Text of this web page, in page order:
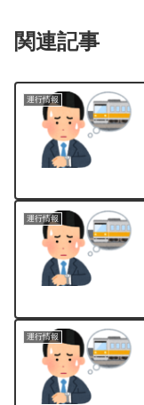
関連記事
運行情報
運行情報
運行情報